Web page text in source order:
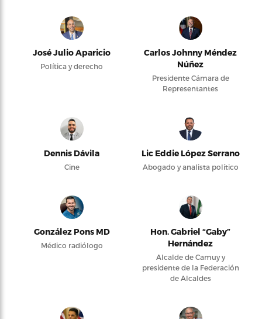
José Julio Aparicio
Política y derecho
Carlos Johnny Méndez
Núñez
Presidente Cámara de
Representantes
Dennis Dávila
Cine
Lic Eddie López Serrano
Abogado y analista político
González Pons MD
Médico radiólogo
Hon. Gabriel “Gaby”
Hernández
Alcalde de Camuy y
presidente de la Federación
de Alcaldes